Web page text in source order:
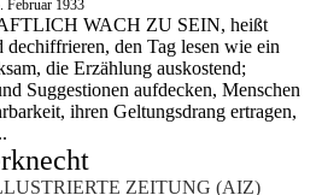
Februar 1933
WACH ZU SEIN, heißt
dechiffrieren, den Tag lesen wie ein
die Erzählung auskostend;
Suggestionen aufdecken, Menschen
ihren Geltungsdrang ertragen,
ZEITUNG (AIZ)